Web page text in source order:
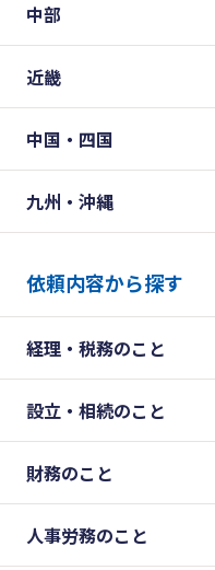
中部
近畿
中国・四国
九州・沖縄
依頼内容から探す
経理・税務のこと
設立・相続のこと
財務のこと
人事労務のこと